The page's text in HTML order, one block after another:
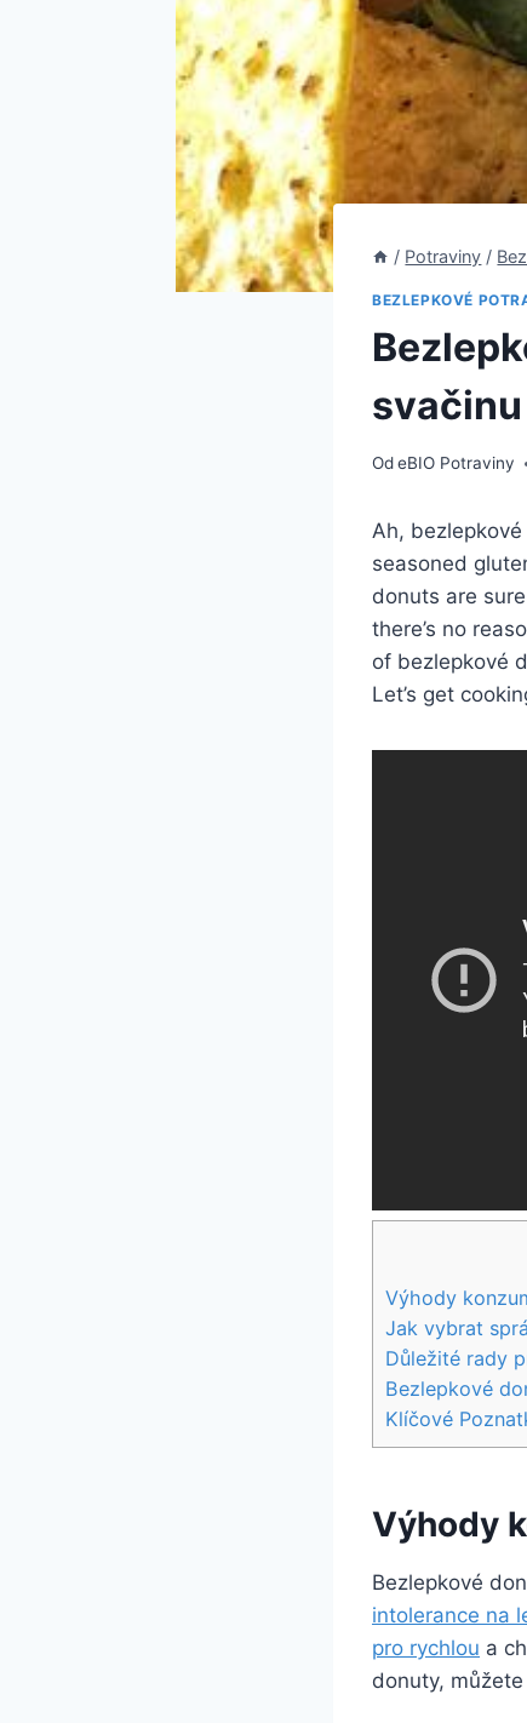
/ Potraviny /
BEZLEPKOVÉ
svačinu
OdeBIO Potraviny
Ah,
seasoned
donuts are
there’s no
of bezlepkové
Let’s get
Výhody
Jak vybrat
Důležité rady
Bezlepkové
Klíčové
Výhody
Bezlepkové
intolerance na
pro rychlou a
donuty,